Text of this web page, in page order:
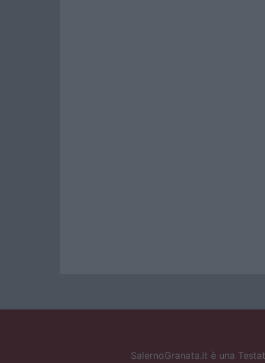
SalernoGranata.it è una